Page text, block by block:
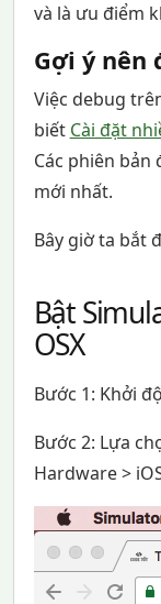
và là ưu điểm
Gợi ý nên
Việc debug
biết Cài đặt
Các phiên bản
mới nhất.
Bây giờ ta bắt
Bật
OSX
Bước 1: Khởi
Bước 2: Lựa
Hardware >